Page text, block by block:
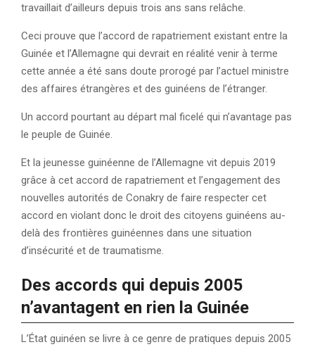
travaillait d’ailleurs depuis trois ans sans relâche.
Ceci prouve que l’accord de rapatriement existant entre la
Guinée et l’Allemagne qui devrait en réalité venir à terme
cette année a été sans doute prorogé par l’actuel ministre
des affaires étrangères et des guinéens de l’étranger.
Un accord pourtant au départ mal ficelé qui n’avantage pas
le peuple de Guinée.
Et la jeunesse guinéenne de l’Allemagne vit depuis 2019
grâce à cet accord de rapatriement et l’engagement des
nouvelles autorités de Conakry de faire respecter cet
accord en violant donc le droit des citoyens guinéens au-
delà des frontières guinéennes dans une situation
d’insécurité et de traumatisme.
Des accords qui depuis 2005
n’avantagent en rien la Guinée
L’État guinéen se livre à ce genre de pratiques depuis 2005